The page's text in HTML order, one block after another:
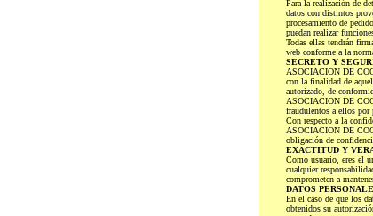
Para la realización de
datos con distintos
procesamiento de
puedan realizar
Todas ellas tendrán
web conforme a la
SECRETO Y
ASOCIACION DE
con la finalidad de
autorizado, de
ASOCIACION DE
fraudulentos a ellos por
Con respecto a la
ASOCIACION DE
obligación de
EXACTITUD Y
Como usuario, eres el
cualquier
comprometen a
DATOS
En el caso de que los
obtenidos su